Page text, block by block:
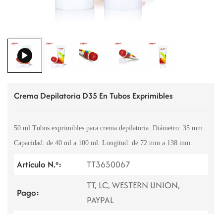
Crema Depilatoria D35 En Tubos Exprimibles
50 mlTubos exprimibles para crema depilatoria. Diámetro: 35 mm.
Capacidad: de 40 ml a 100 ml. Longitud: de 72 mm a 138 mm.
Artículo N.º: TT3650067
Pago:
TT, LC, WESTERN UNION,
PAYPAL